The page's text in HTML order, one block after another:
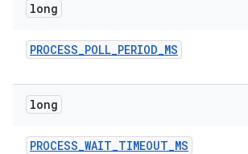
long
PROCESS_POLL_PERIOD_MS
long
PROCESS_WAIT_TIMEOUT_MS